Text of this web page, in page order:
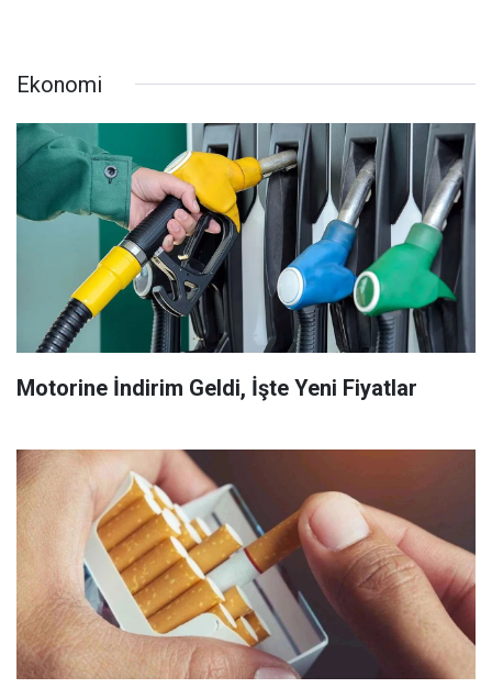
Ekonomi
Motorine İndirim Geldi, İşte Yeni Fiyatlar